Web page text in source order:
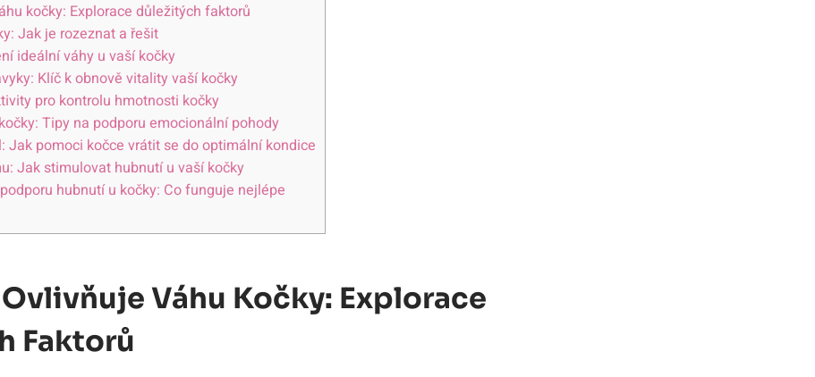
kočky: Explorace důležitých faktorů
Jak je rozeznat a řešit
ideální váhy u vaší kočky
Klíč k obnově vitality vaší kočky
pro kontrolu hmotnosti kočky
Tipy na podporu emocionální pohody
Jak pomoci kočce vrátit se do optimální kondice
Jak stimulovat hubnutí u vaší kočky
hubnutí u kočky: Co funguje nejlépe
Váhu Kočky: Explorace
Faktorů